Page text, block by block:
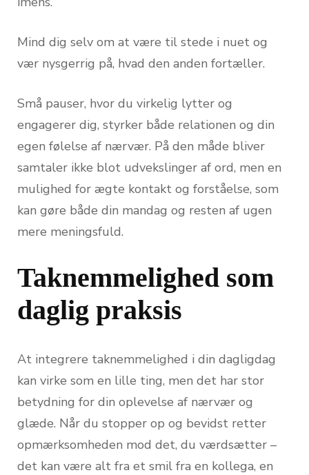
Mind dig selv om at være til stede i nuet og
vær nysgerrig på, hvad den anden fortæller.
Små pauser, hvor du virkelig lytter og
engagerer dig, styrker både relationen og din
egen følelse af nærvær. På den måde bliver
samtaler ikke blot udvekslinger af ord, men en
mulighed for ægte kontakt og forståelse, som
kan gøre både din mandag og resten af ugen
mere meningsfuld.
Taknemmelighed som
daglig praksis
At integrere taknemmelighed i din dagligdag
kan virke som en lille ting, men det har stor
betydning for din oplevelse af nærvær og
glæde. Når du stopper op og bevidst retter
opmærksomheden mod det, du værdsætter –
det kan være alt fra et smil fra en kollega, en